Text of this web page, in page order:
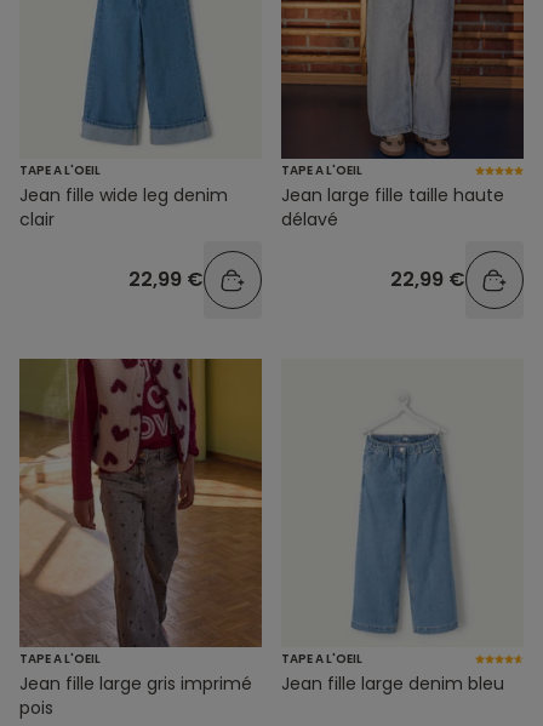
TAPE A L'OEIL
Jean fille wide leg denim
clair
22,99 €
TAPE A L'OEIL
Jean large fille taille haute
délavé
22,99 €
TAPE A L'OEIL
Jean fille large gris imprimé
pois
TAPE A L'OEIL
Jean fille large denim bleu